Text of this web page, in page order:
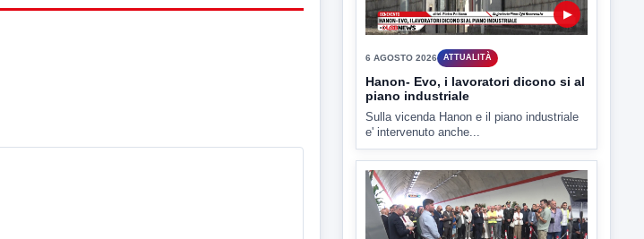
Hanon- Evo, i lavoratori dicono si al
piano industriale
Sulla vicenda Hanon e il piano industriale
e' intervenuto anche...
▶